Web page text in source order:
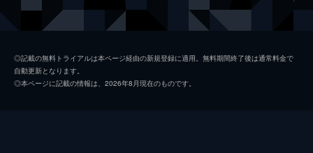
◎記載の無料トライアルは本ページ経由の新規登録に適用。無料期間終了後は通常料金で
自動更新となります。
◎本ページに記載の情報は、2026年8月現在のものです。